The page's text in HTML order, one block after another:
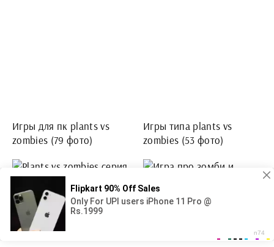
Игры для пк plants vs
zombies (79 фото)
Игры типа plants vs
zombies (53 фото)